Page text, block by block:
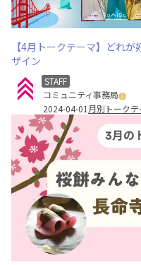
【4月トークテーマ】どれ
ザイン
STAFF
コミュニティ事務局
2024-04-01 月別トークテ